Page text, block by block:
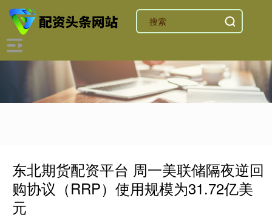
东北期货配资平台 周一美联储隔夜逆回
购协议（RRP）使用规模为31.72亿美
元